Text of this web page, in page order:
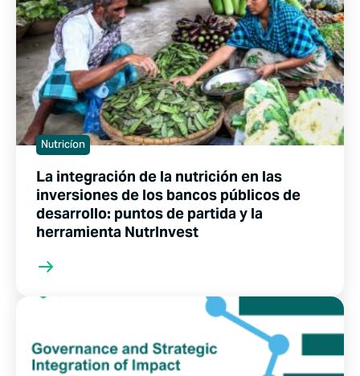
Nutricíon
La integración de la nutrición en las
inversiones de los bancos públicos de
desarrollo: puntos de partida y la
herramienta NutrInvest